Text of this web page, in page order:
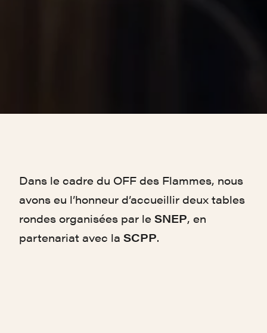
Dans le cadre du OFF des Flammes, nous
avons eu l’honneur d’accueillir deux tables
rondes organisées par le SNEP, en
partenariat avec la SCPP.